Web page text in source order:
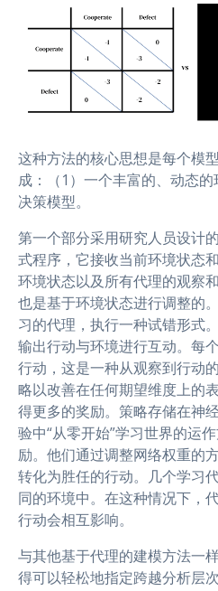
这种方法的核心思想是每个模
成：（1）一个丰富的、动态
决策模型。
第一个部分采用研究人员设计
式程序，它接收当前环境状态
环境状态以及所有代理的观察
也是基于环境状态进行调整的
习的代理，执行一种试错形式
输出行动与环境进行互动。每
行动，这是一种从观察到行动
略以改善在任何期望维度上的
得更多的奖励。策略存储在神
验中“从零开始”学习世界的运
励。他们通过调整网络权重的
转化为胜任的行动。几个学习
同的环境中。在这种情况下，
行动会相互影响。
与其他基于代理的建模方法一
得可以轻松地指定跨越分析层